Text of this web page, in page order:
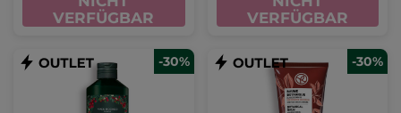
VERFÜGBAR
VERFÜGBAR
-30% -30%